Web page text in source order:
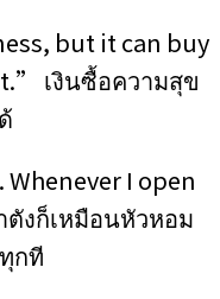
but it can buy
เงินซื้อความสุข
I open
ตังก็เหมือนหัวหอม
กที